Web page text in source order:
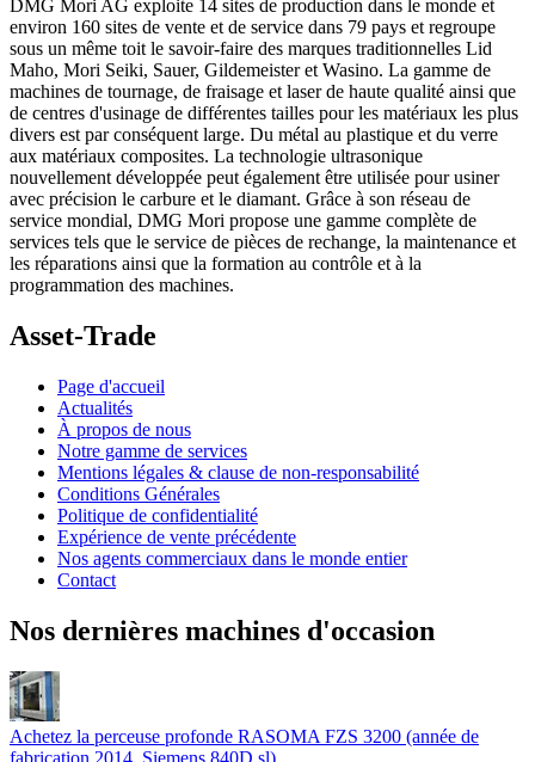
DMG Mori AG exploite 14 sites de production dans le monde et
environ 160 sites de vente et de service dans 79 pays et regroupe
sous un même toit le savoir-faire des marques traditionnelles Lid
Maho, Mori Seiki, Sauer, Gildemeister et Wasino. La gamme de
machines de tournage, de fraisage et laser de haute qualité ainsi que
de centres d'usinage de différentes tailles pour les matériaux les plus
divers est par conséquent large. Du métal au plastique et du verre
aux matériaux composites. La technologie ultrasonique
nouvellement développée peut également être utilisée pour usiner
avec précision le carbure et le diamant. Grâce à son réseau de
service mondial, DMG Mori propose une gamme complète de
services tels que le service de pièces de rechange, la maintenance et
les réparations ainsi que la formation au contrôle et à la
programmation des machines.
Asset-Trade
Page d'accueil
Actualités
À propos de nous
Notre gamme de services
Mentions légales & clause de non-responsabilité
Conditions Générales
Politique de confidentialité
Expérience de vente précédente
Nos agents commerciaux dans le monde entier
Contact
Nos dernières machines d'occasion
Achetez la perceuse profonde RASOMA FZS 3200 (année de
fabrication 2014, Siemens 840D sl)